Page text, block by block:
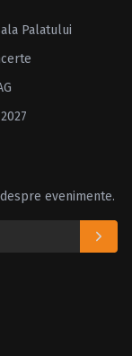
Palatului
evenimente.